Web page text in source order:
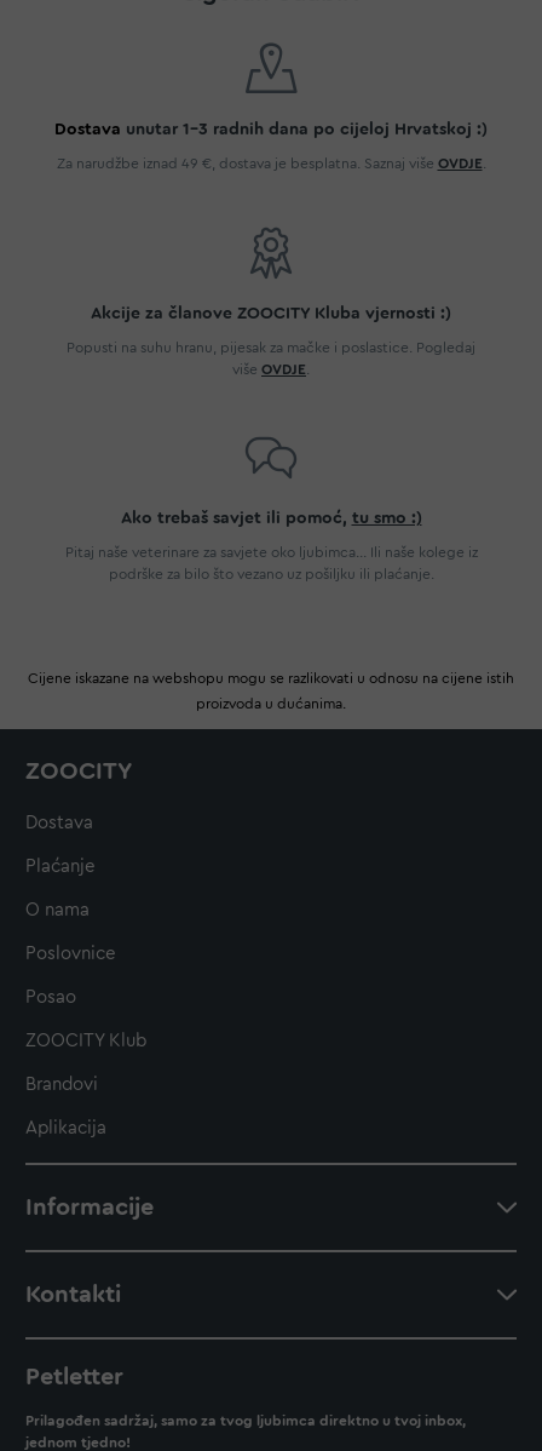
Dostava unutar 1-3 radnih dana po cijeloj Hrvatskoj :)
Za narudžbe iznad 49 €, dostava je besplatna. Saznaj više OVDJE
Akcije za članove ZOOCITY Kluba vjernosti :)
Popusti na suhu hranu, pijesak za mačke i poslastice. Pogledaj
više OVDJE
Ako trebaš savjet ili pomoć, tu smo :)
Pitaj naše veterinare za savjete oko ljubimca... Ili naše kolege iz
podrške za bilo što vezano uz pošiljku ili plaćanje.
Cijene iskazane na webshopu mogu se razlikovati u odnosu na cijene istih
proizvoda u dućanima.
ZOOCITY
Dostava
Plaćanje
O nama
Poslovnice
Posao
ZOOCITY Klub
Brandovi
Aplikacija
Informacije
Kontakti
Petletter
Prilagođen sadržaj, samo za tvog ljubimca direktno u tvoj inbox,
jednom tjedno!